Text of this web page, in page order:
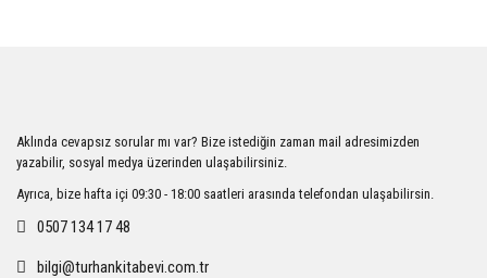
Ürün açıklamasında eksik bilgiler bulunuyor.
Ürün bilgilerinde hatalar bulunuyor.
Ürün fiyatı diğer sitelerden daha pahalı.
Aklında cevapsız sorular mı var? Bize istediğin zaman mail adresimizden
yazabilir, sosyal medya üzerinden ulaşabilirsiniz.
Ayrıca, bize hafta içi 09:30 - 18:00 saatleri arasında telefondan ulaşabilirsin.
0507 134 17 48
bilgi@turhankitabevi.com.tr